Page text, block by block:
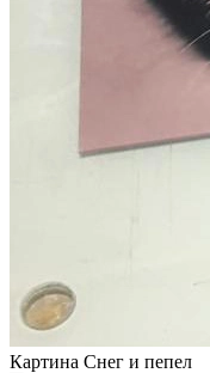
Картина Снег и пепел